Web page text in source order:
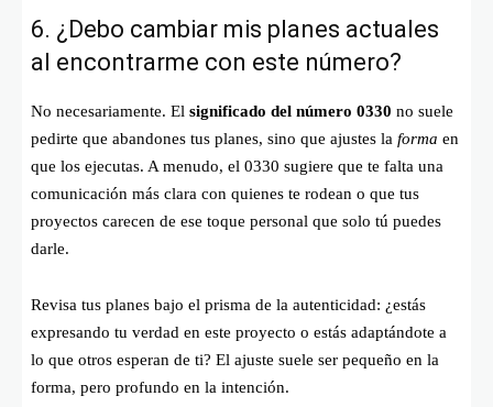
6. ¿Debo cambiar mis planes actuales
al encontrarme con este número?
No necesariamente. El significado del número 0330 no suele
pedirte que abandones tus planes, sino que ajustes la forma en
que los ejecutas. A menudo, el 0330 sugiere que te falta una
comunicación más clara con quienes te rodean o que tus
proyectos carecen de ese toque personal que solo tú puedes
darle.
Revisa tus planes bajo el prisma de la autenticidad: ¿estás
expresando tu verdad en este proyecto o estás adaptándote a
lo que otros esperan de ti? El ajuste suele ser pequeño en la
forma, pero profundo en la intención.